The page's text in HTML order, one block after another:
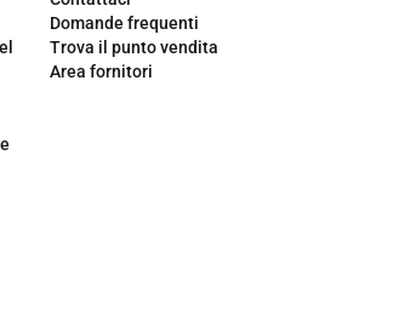
Domande frequenti
Trova il punto vendita
Area fornitori